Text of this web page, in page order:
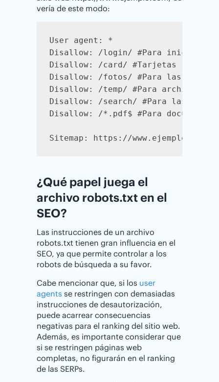
vería de este modo:
User agent: *
Disallow: /login/ #Para inicio de
Disallow: /card/ #Tarjetas
Disallow: /fotos/ #Para las
Disallow: /temp/ #Para archivos
Disallow: /search/ #Para las
Disallow: /*.pdf$ #Para documentos
Sitemap: https://www.ejemplo.com/
¿Qué papel juega el
archivo robots.txt en el
SEO?
Las instrucciones de un archivo
robots.txt tienen gran influencia en el
SEO, ya que permite controlar a los
robots de búsqueda a su favor.
Cabe mencionar que, si los user
agents se restringen con demasiadas
instrucciones de desautorización,
puede acarrear consecuencias
negativas para el ranking del sitio web.
Además, es importante considerar que
si se restringen páginas web
completas, no figurarán en el ranking
de las SERPs.